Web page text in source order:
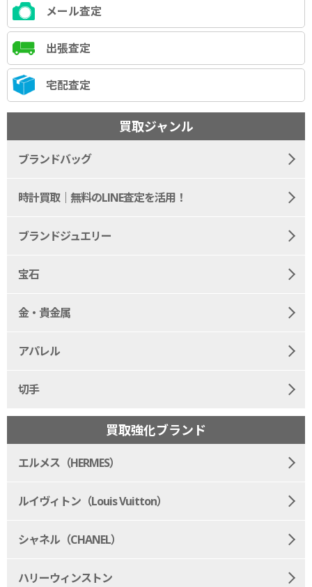
メール査定
出張査定
宅配査定
買取ジャンル
ブランドバッグ
時計買取｜無料のLINE査定を活用！
ブランドジュエリー
宝石
金・貴金属
アパレル
切手
買取強化ブランド
エルメス（HERMES）
ルイヴィトン（Louis Vuitton）
シャネル（CHANEL）
ハリーウィンストン